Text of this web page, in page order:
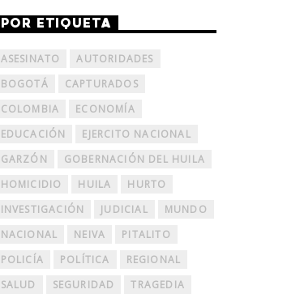
POR ETIQUETA
ASESINATO
AUTORIDADES
BOGOTÁ
CAPTURADOS
COLOMBIA
ECONOMÍA
EDUCACIÓN
EJERCITO NACIONAL
GARZÓN
GOBERNACIÓN DEL HUILA
HOMICIDIO
HUILA
HURTO
INVESTIGACIÓN
JUDICIAL
MUNDO
NACIONAL
NEIVA
PITALITO
POLICÍA
POLÍTICA
REGIONAL
SALUD
SEGURIDAD
TRAGEDIA